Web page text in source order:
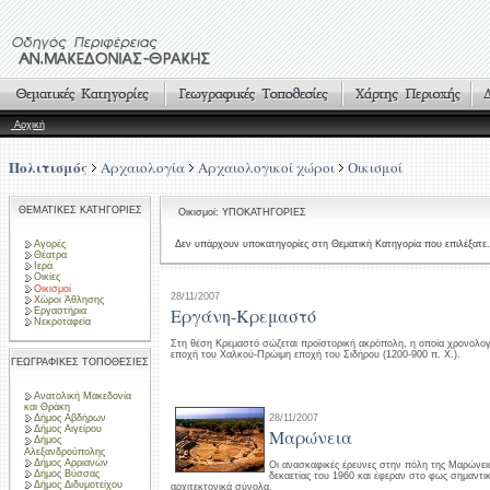
Αρχική
Πολιτισμός Αρχαιολογία Αρχαιολογικοί χώροι Οικισμοί
ΘΕΜΑΤΙΚΕΣ ΚΑΤΗΓΟΡΙΕΣ
Αγορές
Θέατρα
Ιερά
Οικίες
Οικισμοί
Χώροι Άθλησης
Εργαστήρια
Νεκροταφεία
ΓΕΩΓΡΑΦΙΚΕΣ ΤΟΠΟΘΕΣΙΕΣ
Ανατολική Μακεδονία
και Θράκη
Δήμος Αβδήρων
Δήμος Αιγείρου
Δήμος
Αλεξανδρούπολης
Δήμος Αρριανών
Δήμος Βύσσας
Δήμος Διδυμοτείχου
Οικισμοί: ΥΠΟΚΑΤΗΓΟΡΙΕΣ
Δεν υπάρχουν υποκατηγορίες στη Θεματική Κατηγορία που επιλέξατε.
28/11/2007
Εργάνη-Κρεμαστό
Στη θέση Κρεμαστό σώζεται προϊστορική ακρόπολη, η οποία
εποχή του Χαλκού-Πρώιμη εποχή του Σιδήρου (1200-900 π. Χ.).
28/11/2007
Μαρώνεια
Οι ανασκαφικές έρευνες στην πόλη της
δεκαετίας του 1960 και έφεραν στο φως
αρχιτεκτονικά σύνολα.